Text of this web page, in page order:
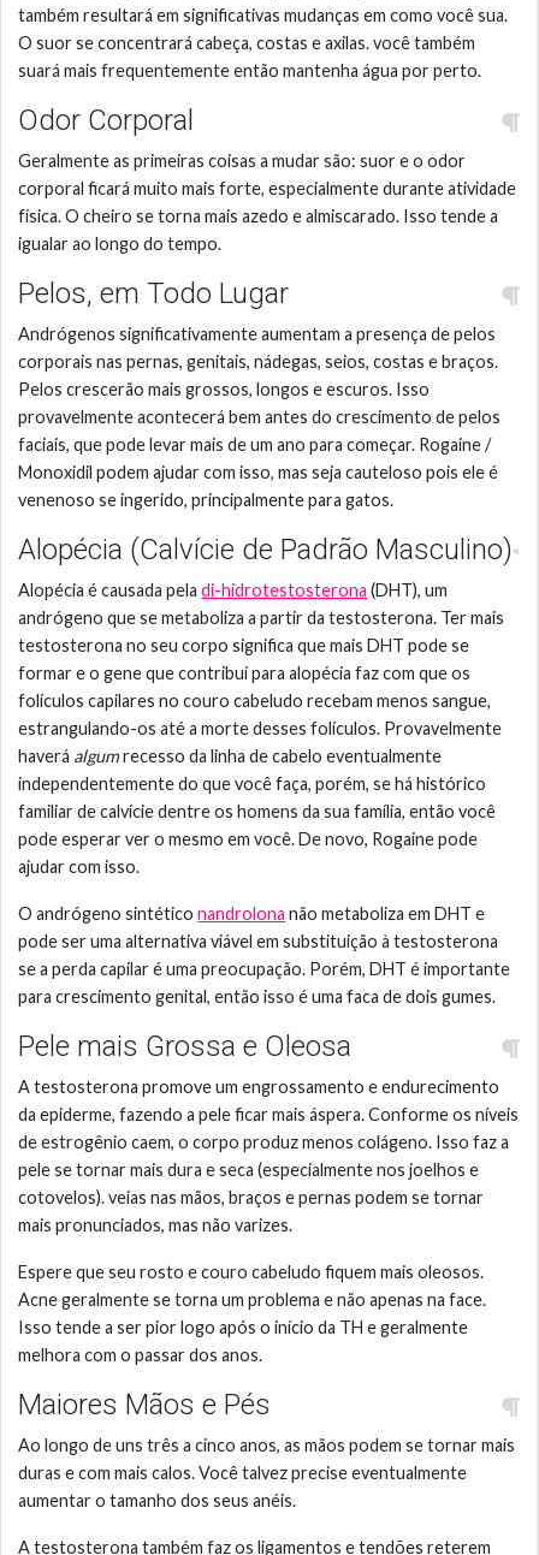
também resultará em significativas mudanças em como você sua.
O suor se concentrará cabeça, costas e axilas. você também
suará mais frequentemente então mantenha água por perto.
Odor Corporal
Geralmente as primeiras coisas a mudar são: suor e o odor
corporal ficará muito mais forte, especialmente durante atividade
física. O cheiro se torna mais azedo e almiscarado. Isso tende a
igualar ao longo do tempo.
Pelos, em Todo Lugar
Andrógenos significativamente aumentam a presença de pelos
corporais nas pernas, genitais, nádegas, seios, costas e braços.
Pelos crescerão mais grossos, longos e escuros. Isso
provavelmente acontecerá bem antes do crescimento de pelos
faciais, que pode levar mais de um ano para começar. Rogaine /
Monoxidil podem ajudar com isso, mas seja cauteloso pois ele é
venenoso se ingerido, principalmente para gatos.
Alopécia (Calvície de Padrão Masculino)
Alopécia é causada peladi-hidrotestosterona (DHT), um
andrógeno que se metaboliza a partir da testosterona. Ter mais
testosterona no seu corpo significa que mais DHT pode se
formar e o gene que contribuí para alopécia faz com que os
folículos capilares no couro cabeludo recebam menos sangue,
estrangulando-os até a morte desses folículos. Provavelmente
haverá algumrecesso da linha de cabelo eventualmente
independentemente do que você faça, porém, se há histórico
familiar de calvície dentre os homens da sua família, então você
pode esperar ver o mesmo em você. De novo, Rogaine pode
ajudar com isso.
O andrógeno sintéticonandrolona não metaboliza em DHT e
pode ser uma alternativa viável em substituição à testosterona
se a perda capilar é uma preocupação. Porém, DHT é importante
para crescimento genital, então isso é uma faca de dois gumes.
Pele mais Grossa e Oleosa
A testosterona promove um engrossamento e endurecimento
da epiderme, fazendo a pele ficar mais áspera. Conforme os níveis
de estrogênio caem, o corpo produz menos colágeno. Isso faz a
pele se tornar mais dura e seca (especialmente nos joelhos e
cotovelos). veias nas mãos, braços e pernas podem se tornar
mais pronunciados, mas não varizes.
Espere que seu rosto e couro cabeludo fiquem mais oleosos.
Acne geralmente se torna um problema e não apenas na face.
Isso tende a ser pior logo após o início da TH e geralmente
melhora com o passar dos anos.
Maiores Mãos e Pés
Ao longo de uns três a cinco anos, as mãos podem se tornar mais
duras e com mais calos. Você talvez precise eventualmente
aumentar o tamanho dos seus anéis.
A testosterona também faz os ligamentos e tendões reterem